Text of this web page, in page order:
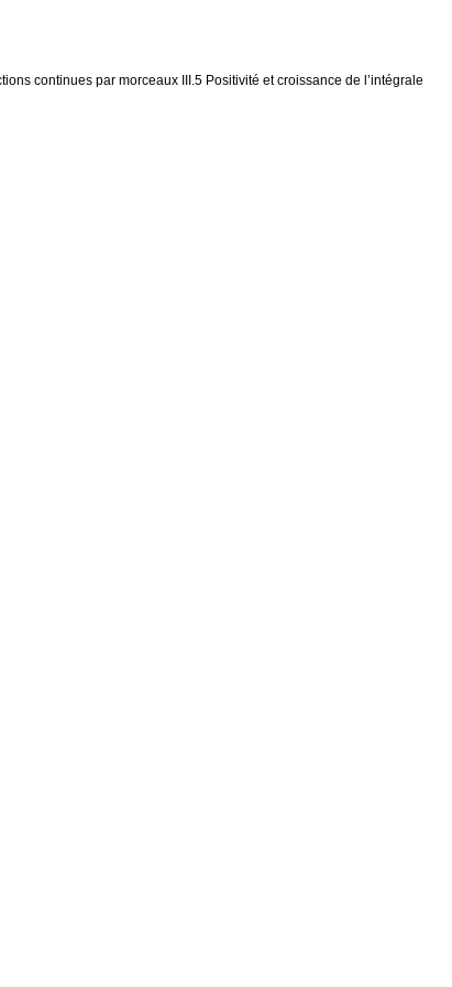
continues par morceaux III.5 Positivité et croissance de l’intégrale